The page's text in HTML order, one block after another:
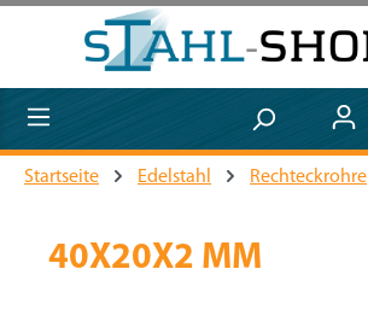
Zum Hauptinhalt springen
Startseite Edelstahl Rechteckrohre
40X20X2 MM